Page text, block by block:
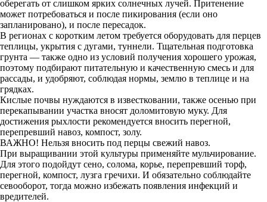
оберегать от слишком ярких солнечных лучей. Притенение
может потребоваться и после пикирования (если оно
запланировано), и после пересадок.
В регионах с коротким летом требуется оборудовать для перцев
теплицы, укрытия с дугами, туннели. Тщательная подготовка
грунта — также одно из условий получения хорошего урожая,
поэтому подбирают питательную и качественную смесь и для
рассады, и удобряют, соблюдая нормы, землю в теплице и на
грядках.
Кислые почвы нуждаются в известковании, также осенью при
перекапывании участка вносят доломитовую муку. Для
достижения рыхлости рекомендуется вносить перегной,
перепревший навоз, компост, золу.
ВАЖНО! Нельзя вносить под перцы свежий навоз.
При выращивании этой культуры применяйте мульчирование.
Для этого подойдут сено, солома, корье, перепревший торф,
перегной, компост, лузга гречихи. И обязательно соблюдайте
севооборот, тогда можно избежать появления инфекций и
вредителей.